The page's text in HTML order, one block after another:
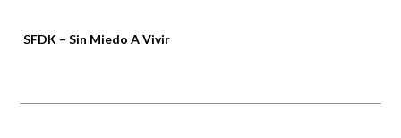
SFDK – Sin Miedo A Vivir